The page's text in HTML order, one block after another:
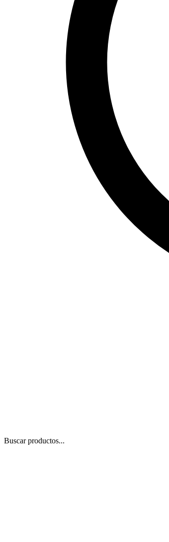
Buscar productos...